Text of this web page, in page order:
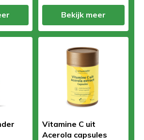
Bekijk meer
Vitamine C uit
Acerola capsules